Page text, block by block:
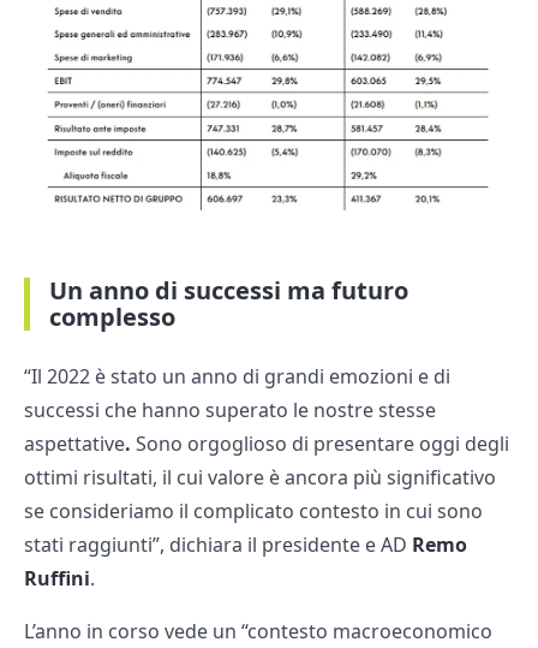
Un anno di successi ma futuro
complesso
“Il 2022 è stato un anno di grandi emozioni e di
successi che hanno superato le nostre stesse
aspettative. Sono orgoglioso di presentare oggi degli
ottimi risultati, il cui valore è ancora più significativo
se consideriamo il complicato contesto in cui sono
stati raggiunti”, dichiara il presidente e AD Remo
Ruffini.
L’anno in corso vede un “contesto macroeconomico